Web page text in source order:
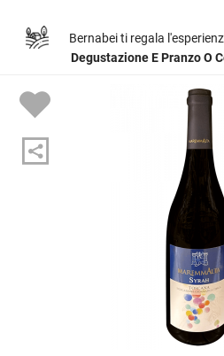
Bernabei ti regala
Degustazione E Pranzo O